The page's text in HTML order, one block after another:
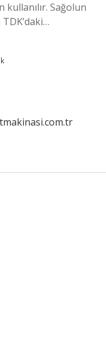
kullanılır. Sağolun